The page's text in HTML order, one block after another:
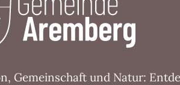
Gemeinschaft und Natur: